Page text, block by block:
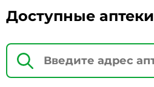
Доступные аптеки